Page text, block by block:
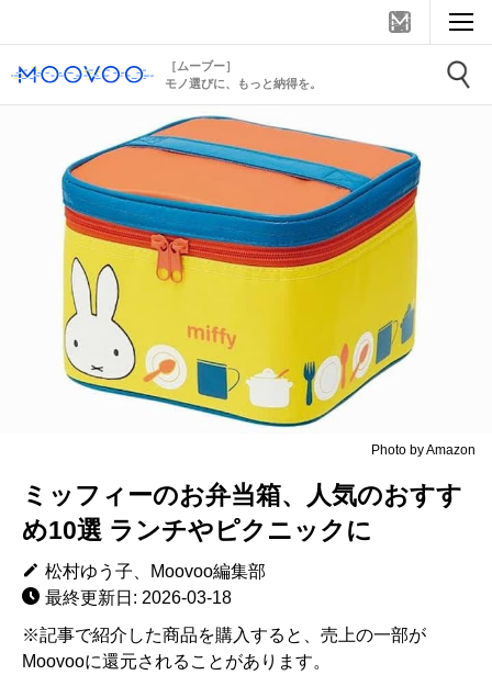
［ムーブー］
モノ選びに、もっと納得を。
Photo by Amazon
ミッフィーのお弁当箱、人気のおすす
め10選 ランチやピクニックに
松村ゆう子、Moovoo編集部
最終更新日: 2026-03-18
※記事で紹介した商品を購入すると、売上の一部が
Moovooに還元されることがあります。